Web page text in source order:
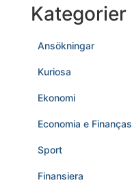
Kategorier
Ansökningar
Kuriosa
Ekonomi
Economia e Finanças
Sport
Finansiera